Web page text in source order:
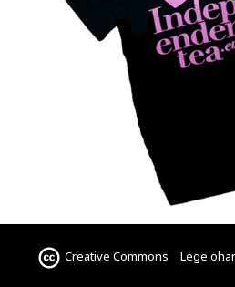
Creative Commons Lege